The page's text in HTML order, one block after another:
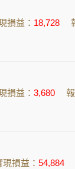
損益： 18,728
損益： 3,680
現損益： 54,884